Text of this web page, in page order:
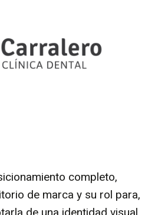
completo,
de marca y su rol para,